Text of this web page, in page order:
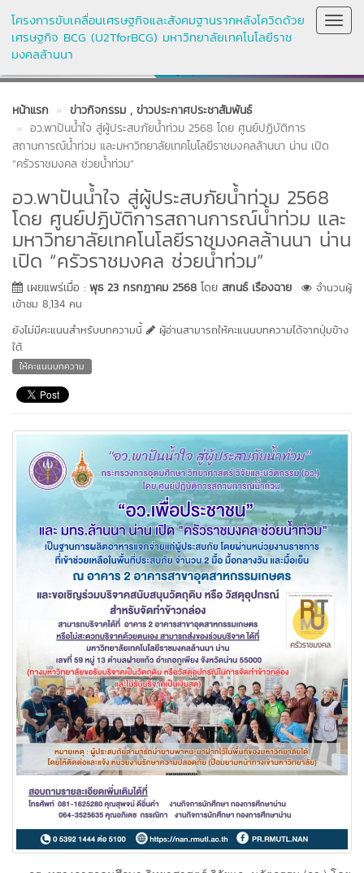
โครงการขับเคลื่อนเศรษฐกิจและสังคมฐานรากหลังโควิดด้วย
เศรษฐกิจ BCG (U2TforBCG) มหาวิทยาลัยเทคโนโลยีราช
มงคลล้านนา
หน้าแรก ข่าวกิจกรรม , ข่าวประกาศประชาสัมพันธ์
อว.พาปันน้ำใจ สู่ผู้ประสบภัยน้ำท่วม 2568 โดย ศูนย์ปฏิบัติการ
สถานการณ์น้ำท่วม และมหาวิทยาลัยเทคโนโลยีราชมงคลล้านนา น่าน เปิด
“ครัวราชมงคล ช่วยน้ำท่วม”
อว.พาปันน้ำใจ สู่ผู้ประสบภัยน้ำท่วม 2568
โดย ศูนย์ปฏิบัติการสถานการณ์น้ำท่วม และ
มหาวิทยาลัยเทคโนโลยีราชมงคลล้านนา น่าน
เปิด “ครัวราชมงคล ช่วยน้ำท่วม”
เผยแพร่เมื่อ : พุธ 23 กรกฎาคม 2568 โดย สกนธ์ เรืองฉาย
จำนวนผู้
เข้าชม 8,134 คน
ยังไม่มีคะแนนสำหรับบทความนี้
ผู้อ่านสามารถให้คะแนนบทความได้จากปุ่มข้าง
ใต้
ให้คะแนนบทความ